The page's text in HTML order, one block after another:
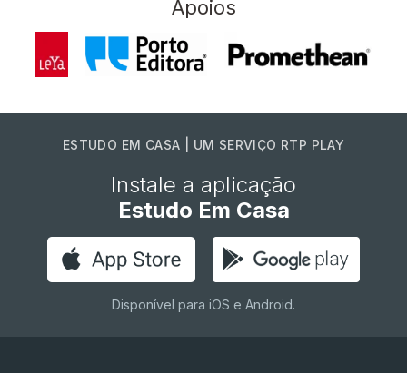
Apoios
ESTUDO EM CASA | UM SERVIÇO RTP PLAY
Instale a aplicação
Estudo Em Casa
Disponível para iOS e Android.